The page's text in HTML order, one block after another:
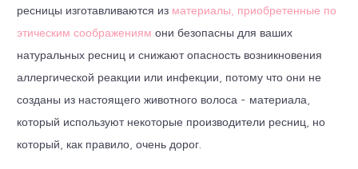
ресницы изготавливаются из материалы, приобретенные по
этическим соображениям они безопасны для ваших
натуральных ресниц и снижают опасность возникновения
аллергической реакции или инфекции, потому что они не
созданы из настоящего животного волоса - материала,
который используют некоторые производители ресниц, но
который, как правило, очень дорог.